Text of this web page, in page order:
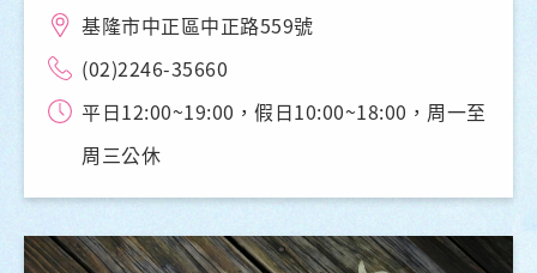
基隆市中正區中正路559號
(02)2246-35660
平日12:00~19:00，假日10:00~18:00，周一至
周三公休